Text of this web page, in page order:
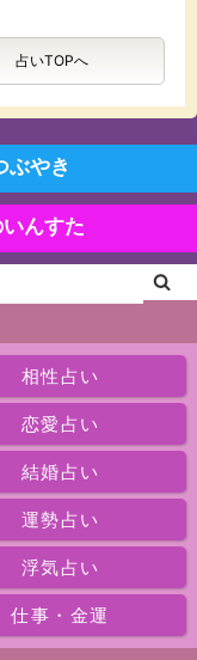
占いTOPへ
やき
んすた
相性占い
恋愛占い
結婚占い
運勢占い
浮気占い
仕事・金運